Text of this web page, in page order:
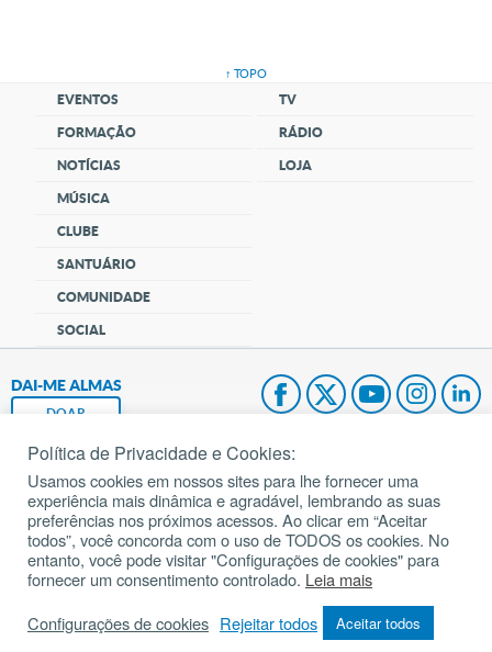
↑ TOPO
EVENTOS
FORMAÇÃO
NOTÍCIAS
MÚSICA
CLUBE
SANTUÁRIO
COMUNIDADE
SOCIAL
TV
RÁDIO
LOJA
DAI-ME ALMAS
DOAR
Fundação João Paulo II
Pedido de Oração
Mapa do site
Todos os direitos reservados.
Política de Privacidade e Cookies:
Usamos cookies em nossos sites para lhe fornecer uma
experiência mais dinâmica e agradável, lembrando as suas
preferências nos próximos acessos. Ao clicar em “Aceitar
todos”, você concorda com o uso de TODOS os cookies. No
entanto, você pode visitar "Configurações de cookies" para
fornecer um consentimento controlado. Leia mais
Configurações de cookies Rejeitar todos Aceitar todos